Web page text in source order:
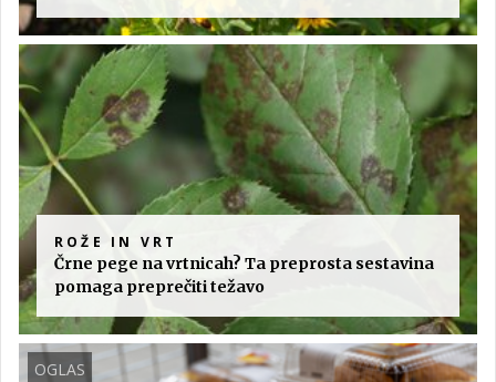
ROŽE IN VRT
Črne pege na vrtnicah? Ta preprosta sestavina
pomaga preprečiti težavo
OGLAS